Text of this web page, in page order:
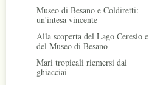
Museo di Besano e Coldiretti:
un'intesa vincente
Alla scoperta del Lago Ceresio e
del Museo di Besano
Mari tropicali riemersi dai
ghiacciai